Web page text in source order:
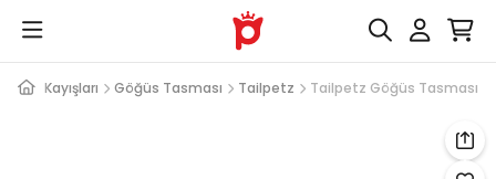
ve Kayışları Göğüs Tasması Tailpetz Tailpetz Göğüs Tasması